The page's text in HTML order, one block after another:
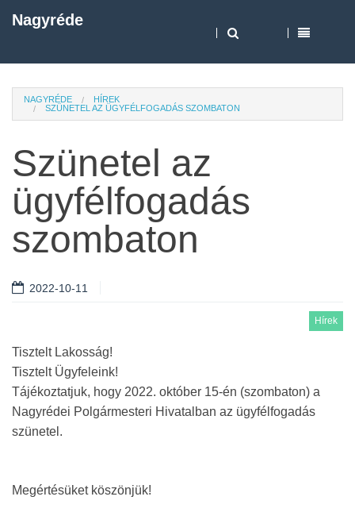
Nagyréde
NAGYRÉDE
HÍREK
SZÜNETEL AZ ÜGYFÉLFOGADÁS SZOMBATON
Szünetel az
ügyfélfogadás
szombaton
2022-10-11
Hírek
Tisztelt Lakosság!
Tisztelt Ügyfeleink!
Tájékoztatjuk, hogy 2022. október 15-én (szombaton) a
Nagyrédei Polgármesteri Hivatalban az ügyfélfogadás
szünetel.
Megértésüket köszönjük!